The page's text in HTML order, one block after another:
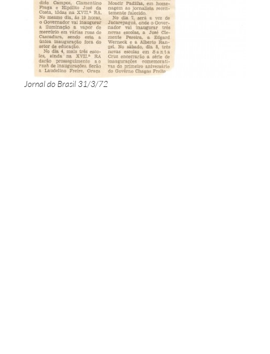
Jornal do Brasil 31/3/72